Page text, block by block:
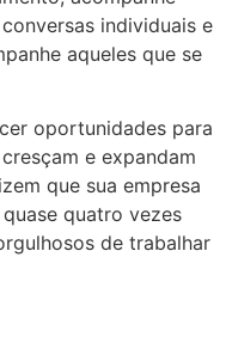
individuais e
aqueles que se
oportunidades para
e expandam
que sua empresa
quatro vezes
de trabalhar